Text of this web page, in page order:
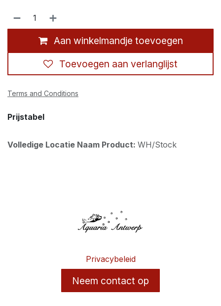
Aan winkelmandje toevoegen
Toevoegen aan verlanglijst
Terms and Conditions
Prijstabel
Volledige Locatie Naam Product: WH/Stock
Privacybeleid
Neem contact op